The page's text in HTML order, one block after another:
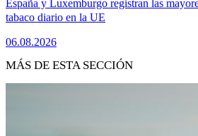
España y Luxemburgo registran las
tabaco diario en la UE
06.08.2026
MÁS DE ESTA SECCIÓN